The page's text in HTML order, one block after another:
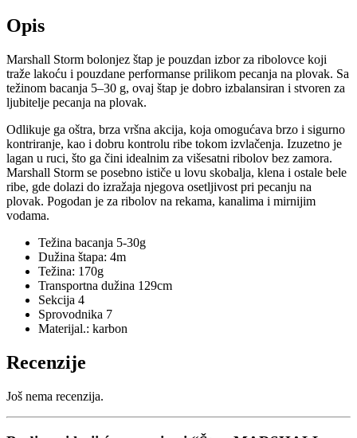
Opis
Marshall Storm bolonjez štap je pouzdan izbor za ribolovce koji
traže lakoću i pouzdane performanse prilikom pecanja na plovak. Sa
težinom bacanja 5–30 g, ovaj štap je dobro izbalansiran i stvoren za
ljubitelje pecanja na plovak.
Odlikuje ga oštra, brza vršna akcija, koja omogućava brzo i sigurno
kontriranje, kao i dobru kontrolu ribe tokom izvlačenja. Izuzetno je
lagan u ruci, što ga čini idealnim za višesatni ribolov bez zamora.
Marshall Storm se posebno ističe u lovu skobalja, klena i ostale bele
ribe, gde dolazi do izražaja njegova osetljivost pri pecanju na
plovak. Pogodan je za ribolov na rekama, kanalima i mirnijim
vodama.
Težina bacanja 5-30g
Dužina štapa: 4m
Težina: 170g
Transportna dužina 129cm
Sekcija 4
Sprovodnika 7
Materijal.: karbon
Recenzije
Još nema recenzija.